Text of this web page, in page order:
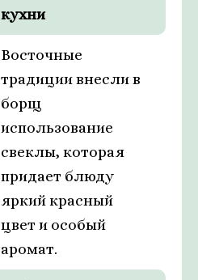
кухни
Восточные
традиции внесли в
борщ
использование
свеклы, которая
придает блюду
яркий красный
цвет и особый
аромат.